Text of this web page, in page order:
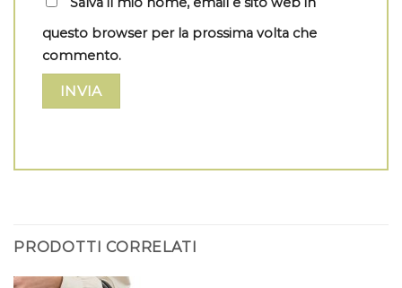
questo browser per la prossima volta che
commento.
PRODOTTI CORRELATI